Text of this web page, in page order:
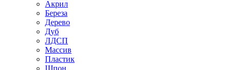
Акрил
Береза
Дерево
Дуб
ЛДСП
Массив
Пластик
Шпон